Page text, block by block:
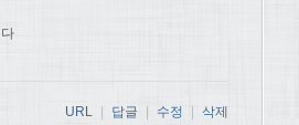
URL 답글 수정 삭제